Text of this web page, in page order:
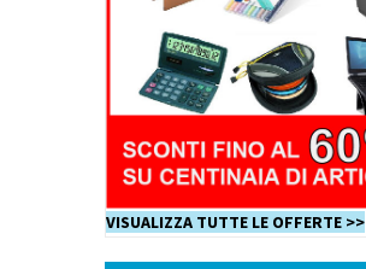
VISUALIZZA TUTTE LE OFFERTE >>